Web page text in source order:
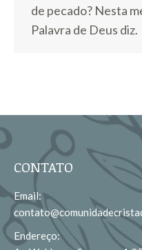
de pecado? Nesta
Palavra de Deus diz.
CONTATO
Email:
Endereço: